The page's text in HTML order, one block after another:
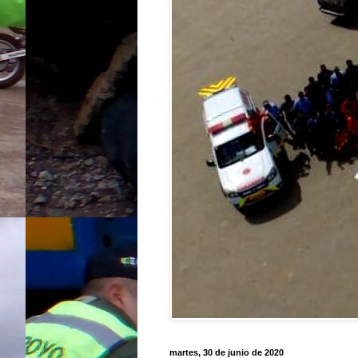
martes, 30 de junio de 2020